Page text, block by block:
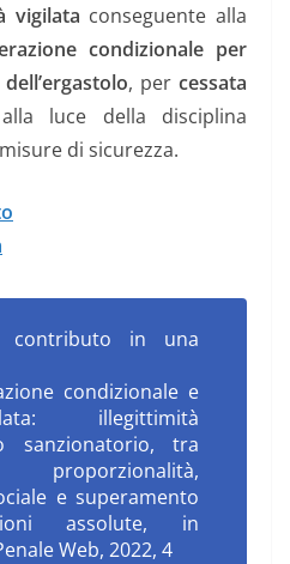
vigilata conseguente alla
condizionale per
, percessata
luce della disciplina
di sicurezza.
contributo in una
condizionale e
illegittimità
sanzionatorio, tra
e superamento
assolute, in
Web, 2022, 4